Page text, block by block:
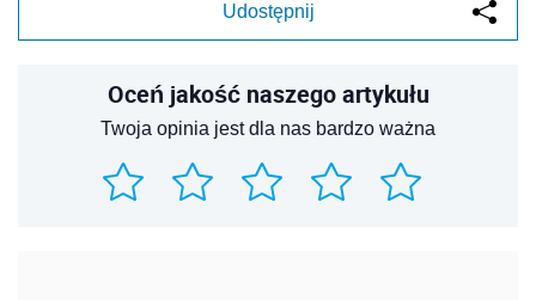
Udostępnij
Oceń jakość naszego artykułu
Twoja opinia jest dla nas bardzo ważna